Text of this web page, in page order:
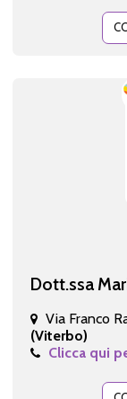
Dott.ssa
Via Franco
(Viterbo)
Clicca qui